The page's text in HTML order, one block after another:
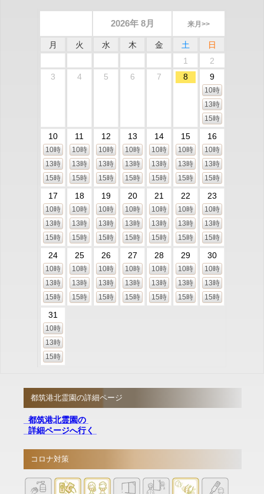
2026年 8月 来月>>
月 火 水 木 金 土
日
1
2
3
4 5 6 7 8 9
10時
13時
15時
10
10時
13時
15時
11
10時
13時
15時
12
10時
13時
15時
13
10時
13時
15時
14
10時
13時
15時
15
10時
13時
15時
16
10時
13時
15時
17
10時
13時
15時
18
10時
13時
15時
19
10時
13時
15時
20
10時
13時
15時
21
10時
13時
15時
22
10時
13時
15時
23
10時
13時
15時
24
10時
13時
15時
25
10時
13時
15時
26
10時
13時
15時
27
10時
13時
15時
28
10時
13時
15時
29
10時
13時
15時
30
10時
13時
15時
31
10時
13時
15時
都筑港北霊園の詳細ページ
都筑港北霊園の
詳細ページへ行く
コロナ対策